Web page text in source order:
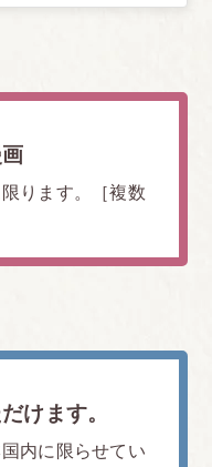
ります。［複数
けます。
内に限らせてい